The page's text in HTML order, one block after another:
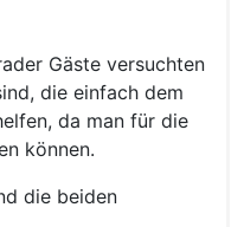
Gäste versuchten
die einfach dem
da man für die
können.
die beiden